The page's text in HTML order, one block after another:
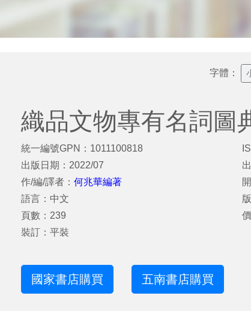
字體：
織品文物專有名詞圖
統一編號GPN：1011100818
出版日期：2022/07
作/編/譯者： 何兆華編著
語言：中文
頁數：239
裝訂：平裝
國家書店購買 五南書店購買